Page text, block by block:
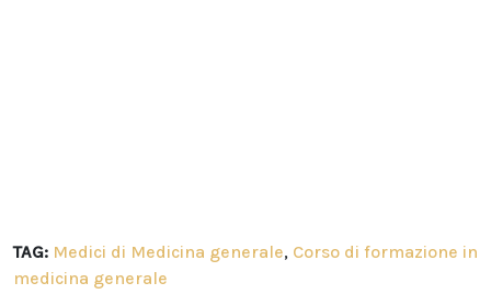
TAG: Medici di Medicina generale, Corso di formazione in
medicina generale